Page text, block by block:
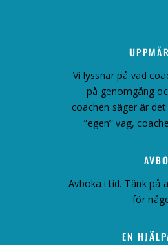
Vi lyssnar på vad
på genomgång
coachen säger är
”egen” väg,
Avboka i tid. Tänk på
för
EN